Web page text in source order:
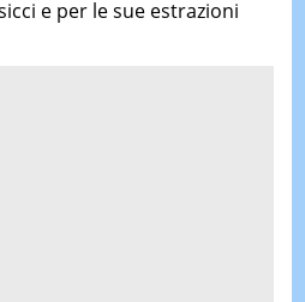
e per le sue estrazioni